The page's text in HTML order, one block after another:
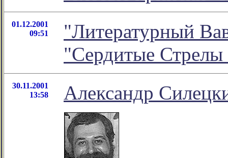
01.12.2001
09:51
"Литературный
"Сердитые
30.11.2001
13:58
Александр